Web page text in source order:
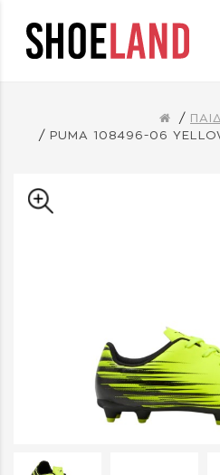
PUMA 108496-06